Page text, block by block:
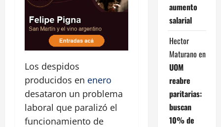
Los despidos
producidos en enero
desataron un problema
laboral que paralizó el
funcionamiento de
aumento
salarial
Hector
Maturano en
UOM
reabre
paritarias:
buscan
10% de